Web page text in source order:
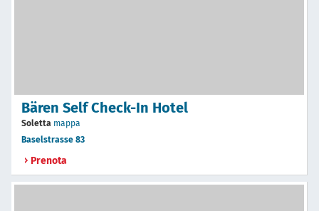
Bären Self Check-In Hotel
Soletta mappa
Baselstrasse 83
Prenota